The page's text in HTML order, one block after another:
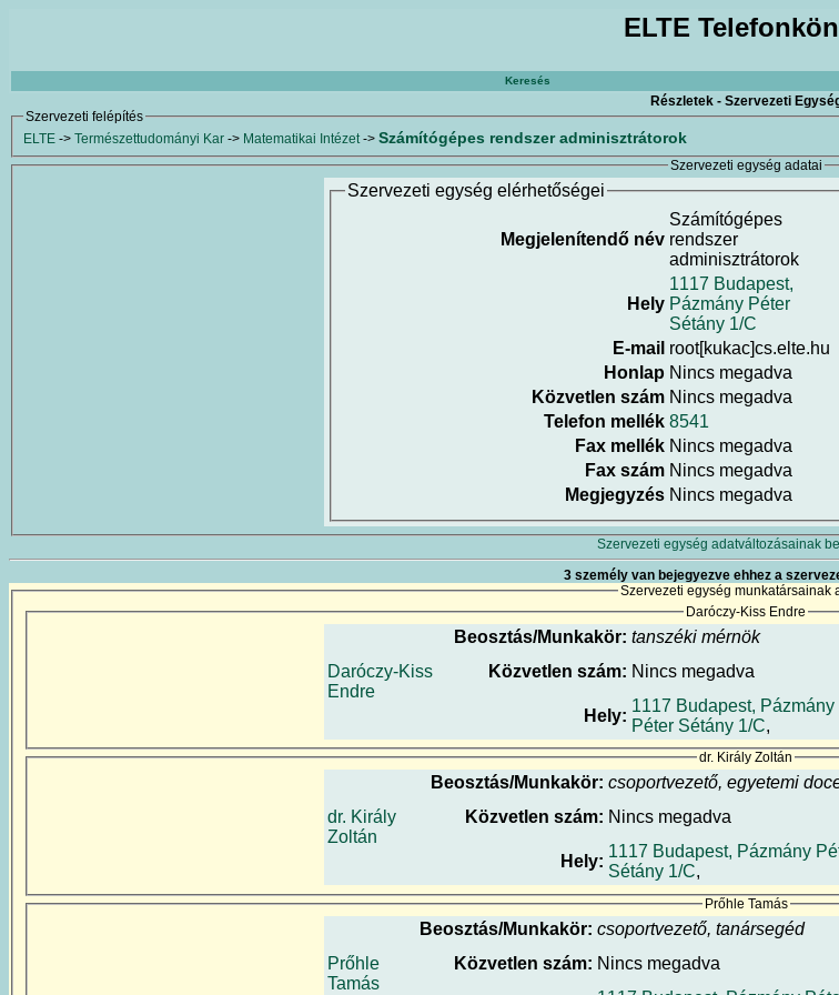
ELTE
Keresés
Részletek - Szervezeti
Szervezeti felépítés
ELTE -> Természettudományi Kar -> Matematikai Intézet-> Számítógépes rendszer adminisztrátorok
Szervezeti egység adatai
Szervezeti egység elérhetőségei
Megjelenítendő név
Számítógépes
rendszer
adminisztrátorok
Hely
1117 Budapest,
Pázmány Péter
Sétány 1/C
E-mail root[kukac]cs.elte.hu
Honlap Nincs megadva
Közvetlen szám Nincs megadva
Telefon mellék 8541
Fax mellék Nincs megadva
Fax szám Nincs megadva
Megjegyzés Nincs megadva
Szervezeti egység adatváltozásainak
3 személy van bejegyezve ehhez a
Szervezeti egység munkatársainak
Daróczy-Kiss Endre
Daróczy-Kiss
Endre
Beosztás/Munkakör: tanszéki mérnök
Közvetlen szám: Nincs megadva
Hely:
1117 Budapest, Pázmány
Péter Sétány 1/C,
dr. Király Zoltán
dr. Király
Zoltán
Beosztás/Munkakör: csoportvezető, egyetemi
Közvetlen szám: Nincs megadva
Hely:
1117 Budapest, Pázmány
Sétány 1/C,
Prőhle Tamás
Prőhle
Tamás
Beosztás/Munkakör: csoportvezető, tanársegéd
Közvetlen szám: Nincs megadva